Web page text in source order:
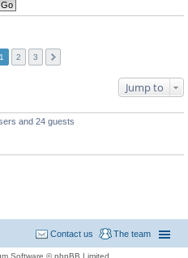
1 2 3
Jump to
and 24 guests
The team
Contact us
Software © phpBB Limited